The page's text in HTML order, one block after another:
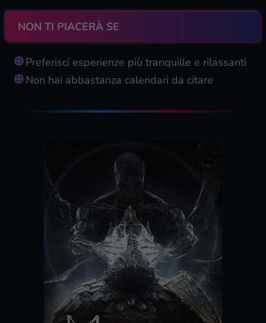
NON TI PIACERÀ SE
Preferisci esperienze più tranquille e rilassanti
Non hai abbastanza calendari da citare